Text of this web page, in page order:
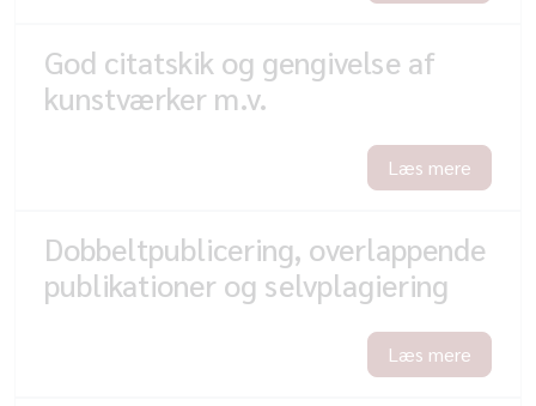
God citatskik og gengivelse af
kunstværker m.v.
Læs mere
Dobbeltpublicering, overlappende
publikationer og selvplagiering
Læs mere